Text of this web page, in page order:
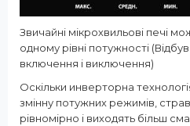
Звичайні мікрохвильові печі
одному рівні потужності
включення і виключення)
Оскільки инверторна
змінну потужних режимів,
рівномірно і виходять більш